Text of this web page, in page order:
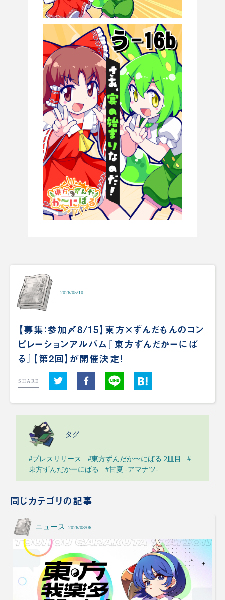
2026/05/10
【募集：参加〆8/15】東方×ずんだもんのコン
ピレーションアルバム『東方ずんだかーにば
る』【第2回】が開催決定！
SHARE
タグ
#プレスリリース #東方ずんだか〜にばる 2皿目
#
東方ずんだかーにばる
#甘夏 -アマナツ-
同じカテゴリの記事
ニュース 2026/08/06